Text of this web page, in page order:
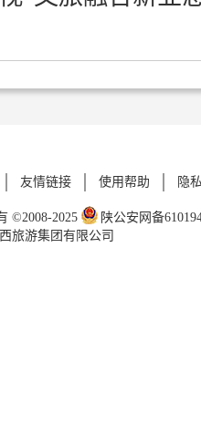
友情链接 使用帮助 隐
©2008-2025
陕公安网备
旅游集团有限公司